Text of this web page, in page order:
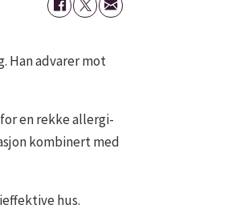
Han advarer mot
en rekke allergi-
kombinert med
hus.